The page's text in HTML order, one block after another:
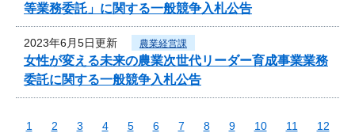
等業務委託」に関する一般競争入札公告
2023年6月5日更新 農業経営課
女性が変える未来の農業次世代リーダー育成事業業務
委託に関する一般競争入札公告
1 2 3 4 5 6 7 8 9 10 11
12